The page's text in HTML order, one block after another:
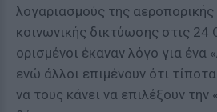
λογαριασμούς της
κοινωνικής δικτύωσης στις 24
ορισμένοι έκαναν λόγο για ένα
ενώ άλλοι επιμένουν ότι
να τους κάνει να επιλέξουν την